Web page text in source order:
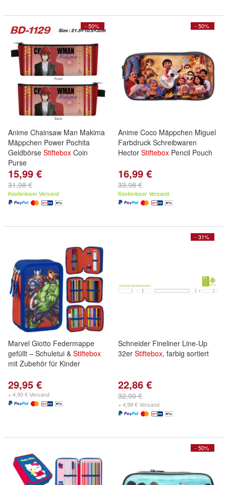
- 50%
Anime Chainsaw Man Makima
Mäppchen Power Pochita
Geldbörse Stiftebox Coin
Purse
15,99 €
31,98 €
Kostenloser Versand
- 50%
Anime Coco Mäppchen Miguel
Farbdruck Schreibwaren
Hector Stiftebox Pencil Pouch
16,99 €
33,98 €
Kostenloser Versand
Marvel Giotto Federmappe
gefüllt – Schuletui & Stiftebox
mit Zubehör für Kinder
29,95 €
+ 4,90 € Versand
- 31%
Schneider Fineliner Line-Up
32er Stiftebox, farbig sortiert
22,86 €
32,90 €
+ 4,99 € Versand
- 50%